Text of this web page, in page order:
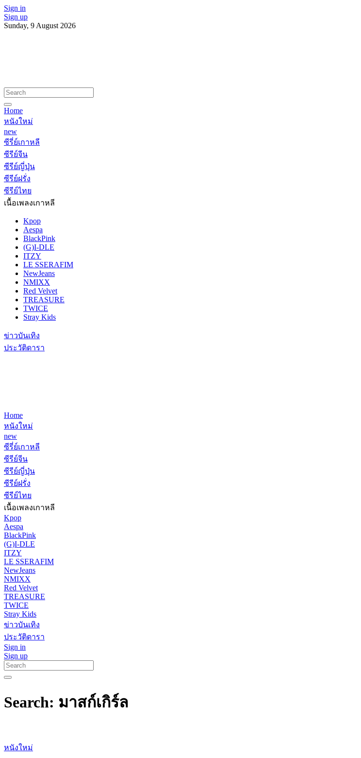
Sign in
Sign up
Sunday, 9 August 2026
Home
หนังใหม่
new
ซีรี่ย์เกาหลี
ซีรีย์จีน
ซีรีย์ญี่ปุ่น
ซีรีย์ฝรั่ง
ซีรีย์ไทย
เนื้อเพลงเกาหลี
Kpop
Aespa
BlackPink
(G)I-DLE
ITZY
LE SSERAFIM
NewJeans
NMIXX
Red Velvet
TREASURE
TWICE
Stray Kids
ข่าวบันเทิง
ประวัติดารา
Home
หนังใหม่
new
ซีรี่ย์เกาหลี
ซีรีย์จีน
ซีรีย์ญี่ปุ่น
ซีรีย์ฝรั่ง
ซีรีย์ไทย
เนื้อเพลงเกาหลี
Kpop
Aespa
BlackPink
(G)I-DLE
ITZY
LE SSERAFIM
NewJeans
NMIXX
Red Velvet
TREASURE
TWICE
Stray Kids
ข่าวบันเทิง
ประวัติดารา
Sign in
Sign up
Search: มาสก์เกิร์ล
หนังใหม่